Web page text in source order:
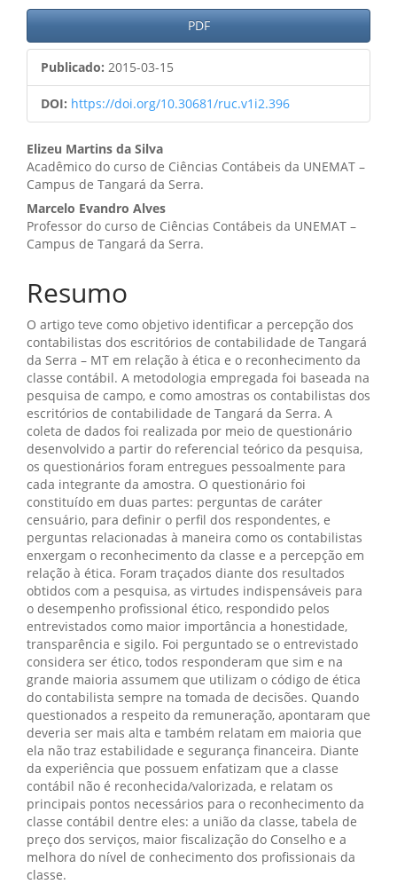
Barra
lateral
de
artigos
PDF
Publicado: 2015-03-15
DOI: https://doi.org/10.30681/ruc.v1i2.396
Conteúdo
do
artigo
principal
Elizeu Martins da Silva
Acadêmico do curso de Ciências Contábeis da UNEMAT –
Campus de Tangará da Serra.
Marcelo Evandro Alves
Professor do curso de Ciências Contábeis da UNEMAT –
Campus de Tangará da Serra.
Resumo
O artigo teve como objetivo identificar a percepção dos
contabilistas dos escritórios de contabilidade de Tangará
da Serra – MT em relação à ética e o reconhecimento da
classe contábil. A metodologia empregada foi baseada na
pesquisa de campo, e como amostras os contabilistas dos
escritórios de contabilidade de Tangará da Serra. A
coleta de dados foi realizada por meio de questionário
desenvolvido a partir do referencial teórico da pesquisa,
os questionários foram entregues pessoalmente para
cada integrante da amostra. O questionário foi
constituído em duas partes: perguntas de caráter
censuário, para definir o perfil dos respondentes, e
perguntas relacionadas à maneira como os contabilistas
enxergam o reconhecimento da classe e a percepção em
relação à ética. Foram traçados diante dos resultados
obtidos com a pesquisa, as virtudes indispensáveis para
o desempenho profissional ético, respondido pelos
entrevistados como maior importância a honestidade,
transparência e sigilo. Foi perguntado se o entrevistado
considera ser ético, todos responderam que sim e na
grande maioria assumem que utilizam o código de ética
do contabilista sempre na tomada de decisões. Quando
questionados a respeito da remuneração, apontaram que
deveria ser mais alta e também relatam em maioria que
ela não traz estabilidade e segurança financeira. Diante
da experiência que possuem enfatizam que a classe
contábil não é reconhecida/valorizada, e relatam os
principais pontos necessários para o reconhecimento da
classe contábil dentre eles: a união da classe, tabela de
preço dos serviços, maior fiscalização do Conselho e a
melhora do nível de conhecimento dos profissionais da
classe.